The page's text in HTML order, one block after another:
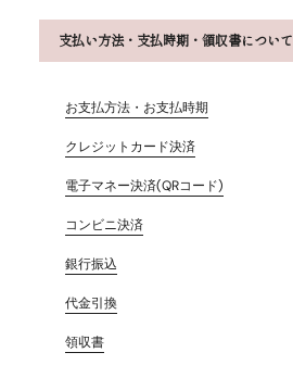
支払い方法・支払時期・領収書について
お支払方法・お支払時期
クレジットカード決済
電子マネー決済(QRコード)
コンビニ決済
銀行振込
代金引換
領収書